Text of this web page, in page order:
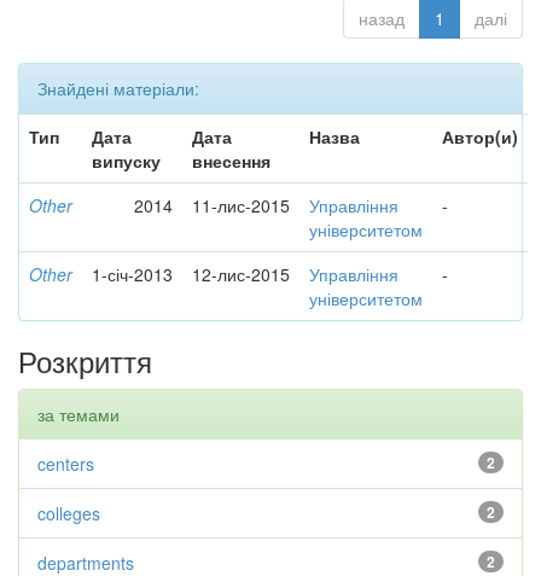
назад 1 далі
Знайдені матеріали:
Тип
Дата
випуску
Дата
внесення
Назва Автор(и)
Other 2014 11-лис-2015
Управління
університетом
-
Other 1-січ-2013 12-лис-2015
Управління
університетом
-
Розкриття
за темами
2
centers
2
colleges
2
departments